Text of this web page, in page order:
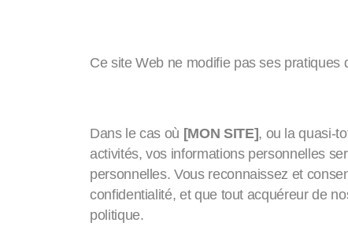
Ce site Web ne modifie pas ses pratiques
Dans le cas où [MON SITE], ou la quasi-
activités, vos informations personnelles
personnelles. Vous reconnaissez et
confidentialité, et que tout acquéreur de
politique.